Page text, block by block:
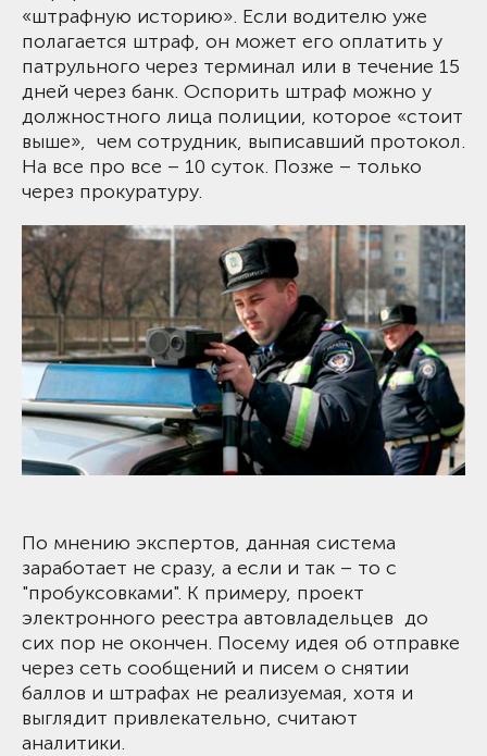
«штрафную историю». Если водителю уже
полагается штраф, он может его оплатить у
патрульного через терминал или в течение 15
дней через банк. Оспорить штраф можно у
должностного лица полиции, которое «стоит
выше», чем сотрудник, выписавший протокол.
На все про все – 10 суток. Позже – только
через прокуратуру.
По мнению экспертов, данная система
заработает не сразу, а если и так – то с
"пробуксовками". К примеру, проект
электронного реестра автовладельцев до
сих пор не окончен. Посему идея об отправке
через сеть сообщений и писем о снятии
баллов и штрафах не реализуемая, хотя и
выглядит привлекательно, считают
аналитики.